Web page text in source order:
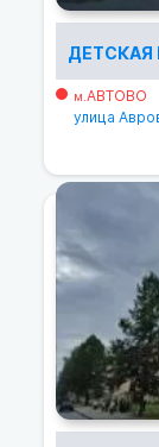
ДЕТСКАЯ
м.АВТОВО
улица